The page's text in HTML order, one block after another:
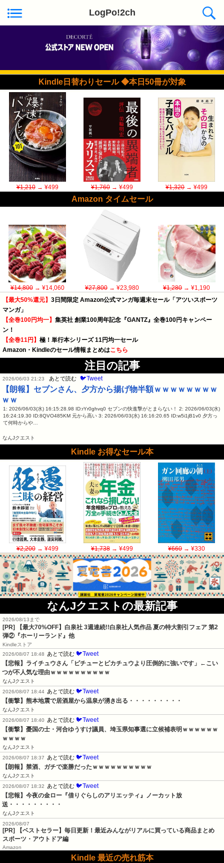
LogPo!2ch
Kindle日替わりセール ◆本日50冊が対象
¥1,210→ ¥499 ¥1,760→ ¥499 ¥1,320→ ¥499
Amazon タイムセール
¥14,800→ ¥14,060 ¥27,800→ ¥23,980 ¥1,280→ ¥1,190
【最大50%還元】 3日間限定 Amazon公式マンガ毎週末セール「アツいスポーツ
マンガ」
【全巻100円均一】 集英社 創業100周年記念『GANTZ』全巻100円キャンペー
ン！
【全巻11円】 極！単行本シリーズ 11円均一セール
Amazon・Kindleのセール情報まとめはこちら
注目の記事
2026/06/03 21:23 あとで読む 🐦Tweet
【朗報】セブンさん、夕方から揚げ物半額ｗｗｗｗｗｗｗｗ
ｗｗ
1: 2026/06/03(水) 16:15:28.98 ID:rYr0ghvq0 セブンの快進撃がとまらない！ 2: 2026/06/03(水)
16:24:19.30 ID:8QVO485KM 元から高い 3: 2026/06/03(水) 16:16:20.65 ID:w5i1jB1v0 夕方っ
て何時からや…
なんJクエスト
Kindle お得なセール本
¥2,200→ ¥499 ¥1,738→ ¥499 ¥660→ ¥330
なんJクエストの最新記事
2026/08/13まで
[PR] 【最大70%OFF】白泉社 3週連続!!白泉社人気作品 夏の特大割引フェア 第2
弾②『ホーリーランド』他
Kindleストア
2026/08/07 18:48
あとで読む 🐦Tweet
【悲報】ライチュウさん「ピチューとピカチュウより圧倒的に強いです」←こい
つが不人気な理由ｗｗｗｗｗｗｗｗｗｗ
なんJクエスト
2026/08/07 18:44 あとで読む 🐦Tweet
【衝撃】熊本地震で居酒屋から温泉が湧き出る・・・・・・・・・
なんJクエスト
2026/08/07 18:40
あとで読む 🐦Tweet
【衝撃】憂国の士・河合ゆうすけ議員、埼玉県知事選に立候補表明ｗｗｗｗｗｗ
ｗｗｗｗ
なんJクエスト
2026/08/07 18:37
あとで読む 🐦Tweet
【朗報】禁酒、ガチで楽勝だったｗｗｗｗｗｗｗｗｗｗ
なんJクエスト
2026/08/07 18:32
あとで読む 🐦Tweet
【悲報】今夜の金ロー『借りぐらしのアリエッティ』ノーカット放
送・・・・・・・・・
なんJクエスト
2026/08/07
[PR] 【ベストセラー】毎日更新！最近みんながリアルに買っている商品まとめ
スポーツ・アウトドア編
Amazon
Kindle 最近の売れ筋本